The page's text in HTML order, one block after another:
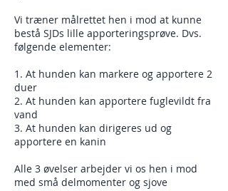
Vi træner målrettet hen i mod at kunne
bestå SJDs lille apporteringsprøve. Dvs.
følgende elementer:
1. At hunden kan markere og apportere 2
duer
2. At hunden kan apportere fuglevildt fra
vand
3. At hunden kan dirigeres ud og
apportere en kanin
Alle 3 øvelser arbejder vi os hen i mod
med små delmomenter og sjove